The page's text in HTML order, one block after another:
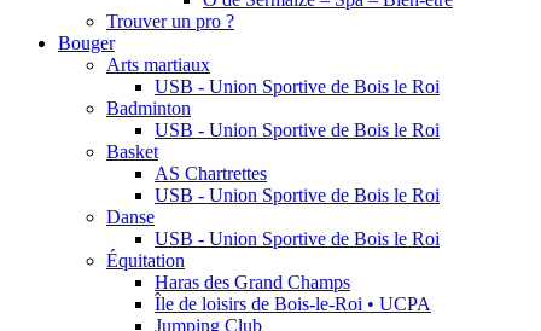
Trouver un pro ?
Bouger
Arts martiaux
USB - Union Sportive de Bois le Roi
Badminton
USB - Union Sportive de Bois le Roi
Basket
AS Chartrettes
USB - Union Sportive de Bois le Roi
Danse
USB - Union Sportive de Bois le Roi
Équitation
Haras des Grand Champs
Île de loisirs de Bois-le-Roi • UCPA
Jumping Club